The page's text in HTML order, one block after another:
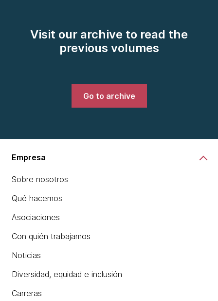
Visit our archive to read the
previous volumes
Go to archive
Empresa
Sobre nosotros
Qué hacemos
Asociaciones
Con quién trabajamos
Noticias
Diversidad, equidad e inclusión
Carreras